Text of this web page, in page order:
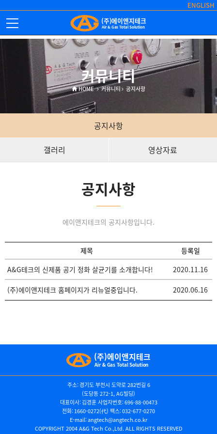
ENGLISH
(주)에이앤지테크
Air & Gas Total Solution
커뮤니티
HOME 커뮤니티 공지사항
공지사항
갤러리 영상자료
공지사항
에이앤지테크의 공지사항입니다.
제목
등록일
A&G테크의 신제품 공기 정화 살균기를 소개합니다!
2020.11.16
(주)에이앤지테크 홈페이지가 리뉴얼중입니다. 2020.06.16
(주)에이앤지테크
Air & Gas Total Solution
주소 경기도 부천시 도약로 282번길 6
(도당동 272-1, AG빌딩)
대표이사 김경훈 사업자번호 696-88-00473
전화 1660-0272(代) 팩스 032-677-0270
E-mail angtech@angtech.co.kr
COPYRIGHT 2004 A&G Tech Co.,Ltd. ALL RIGHTS RESERVED